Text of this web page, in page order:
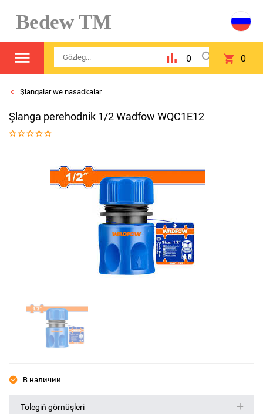
Bedew TM
0 0
Şlangalar we nasadkalar
Şlanga perehodnik 1/2 Wadfow WQC1E12
В наличии
Tölegiň görnüşleri